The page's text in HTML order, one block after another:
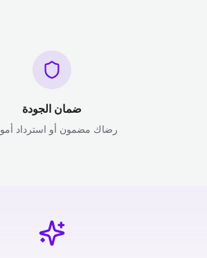
ضمان الجودة
رضاك مضمون أو استرداد